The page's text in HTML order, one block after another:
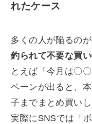
れたケース
多くの人が陥るの
釣られて不要な買
とえば「今月は〇
ペーンが出ると、
子までまとめ買い
実際にSNSでは「